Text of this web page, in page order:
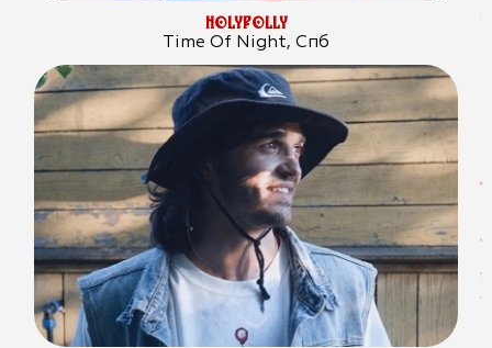
HOLYPOLLY
Time Of Night, Спб